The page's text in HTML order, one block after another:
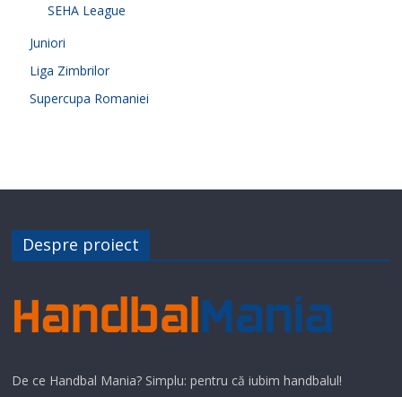
SEHA League
Juniori
Liga Zimbrilor
Supercupa Romaniei
Despre proiect
De ce Handbal Mania? Simplu: pentru că iubim handbalul!